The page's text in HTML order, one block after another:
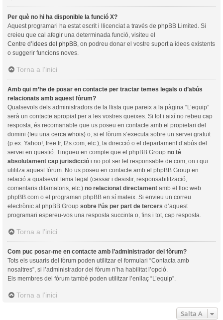
Per què no hi ha disponible la funció X?
Aquest programari ha estat escrit i llicenciat a través de phpBB Limited. Si
creieu que cal afegir una determinada funció, visiteu el
Centre d’idees del phpBB , on podreu donar el vostre suport a idees existents
o suggerir funcions noves.
Torna a l’inici
Amb qui m’he de posar en contacte per tractar temes legals o d’abús
relacionats amb aquest fòrum?
Qualsevols dels administradors de la llista que pareix a la pàgina “L’equip”
serà un contacte apropiat per a les vostres queixes. Si tot i així no rebeu cap
resposta, és recomanable que us poseu en contacte amb el propietari del
domini (feu una cerca whois) o, si el fòrum s’executa sobre un servei gratuït
(p.ex. Yahoo!, free.fr, f2s.com, etc.), la direcció o el departament d’abús del
servei en questió. Tingueu en compte que el phpBB Group no té
absolutament cap jurisdicció i no pot ser fet responsable de com, on i qui
utilitza aquest fòrum. No us poseu en contacte amb el phpBB Group en
relació a qualsevol tema legal (cessar i desistir, responsabilització,
comentaris difamatoris, etc.) no relacionat directament amb el lloc web
phpBB.com o el programari phpBB en sí mateix. Si envieu un correu
electrònic al phpBB Group sobre l’ús per part de tercers d’aquest
programari espereu-vos una resposta succinta o, fins i tot, cap resposta.
Torna a l’inici
Com puc posar-me en contacte amb l’administrador del fòrum?
Tots els usuaris del fòrum poden utilitzar el formulari “Contacta amb
nosaltres”, si l’administrador del fòrum n’ha habilitat l’opció.
Els membres del fòrum també poden utilitzar l’enllaç “L’equip”.
Torna a l’inici
Salta A